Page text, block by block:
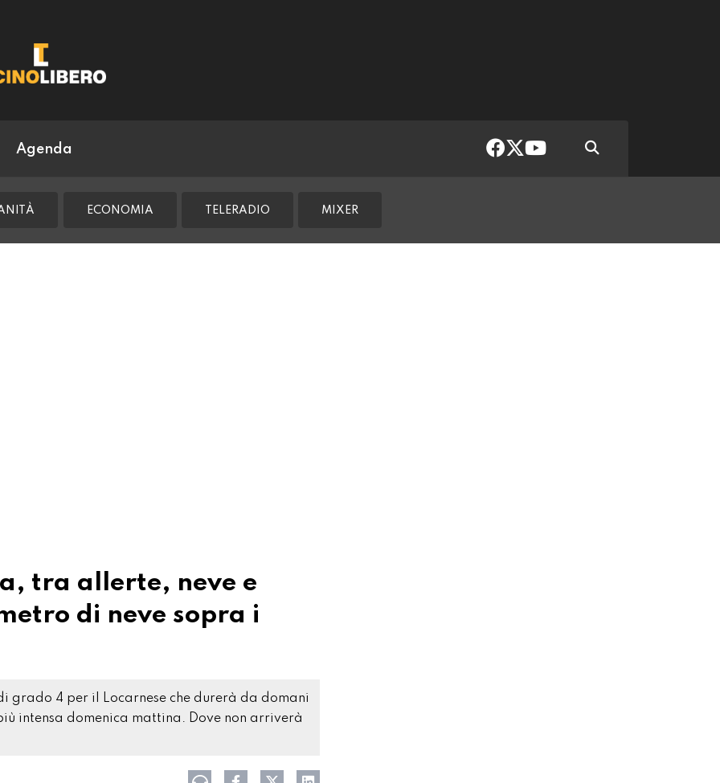
Agenda
ECONOMIA TELERADIO MIXER
tra allerte, neve e
di neve sopra i
grado 4 per il Locarnese che durerà da domani
intensa domenica mattina. Dove non arriverà